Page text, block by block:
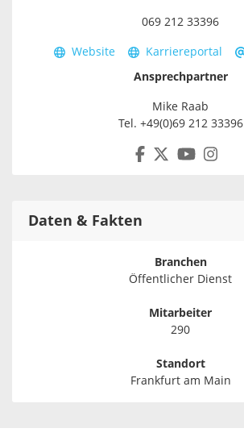
069 212 33396
Website Karriereportal
Ansprechpartner
Mike Raab
Tel. +49(0)69 212 33396
Daten & Fakten
Branchen
Öffentlicher Dienst
Mitarbeiter
290
Standort
Frankfurt am Main